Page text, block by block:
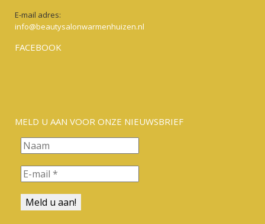
E-mail adres:
info@beautysalonwarmenhuizen.nl
FACEBOOK
MELD U AAN VOOR ONZE NIEUWSBRIEF